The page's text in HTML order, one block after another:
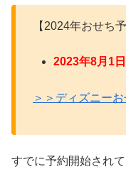
【2024年おせち予
2023年8月1
＞＞ディズニー
すでに予約開始され